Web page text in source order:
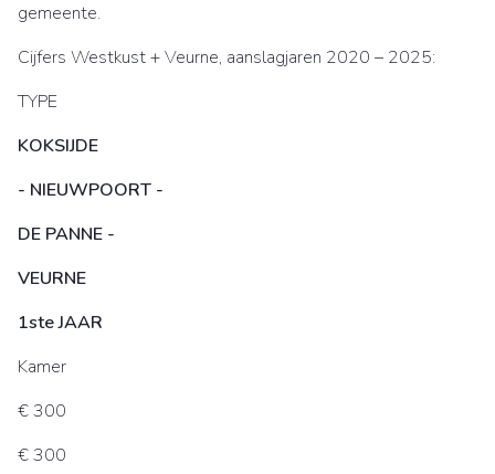
gemeente.
Cijfers Westkust + Veurne, aanslagjaren 2020 – 2025:
TYPE
KOKSIJDE
- NIEUWPOORT -
DE PANNE -
VEURNE
1ste JAAR
Kamer
€ 300
€ 300